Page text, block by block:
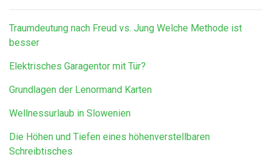
Traumdeutung nach Freud vs. Jung Welche Methode ist
besser
Elektrisches Garagentor mit Tür?
Grundlagen der Lenormand Karten
Wellnessurlaub in Slowenien
Die Höhen und Tiefen eines höhenverstellbaren
Schreibtisches